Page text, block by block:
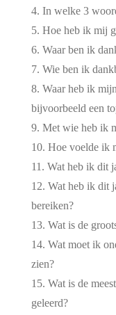
In welke 3
Hoe heb ik mij
Waar ben ik
Wie ben ik
Waar heb ik
bijvoorbeeld een
Met wie heb ik
Hoe voelde ik
Wat heb ik dit
Wat heb ik dit
bereiken?
Wat is de
Wat moet ik
zien?
Wat is de
geleerd?